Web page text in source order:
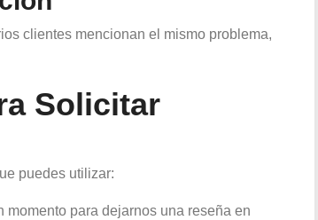
clientes mencionan el mismo problema,
Solicitar
puedes utilizar:
momento para dejarnos una reseña en